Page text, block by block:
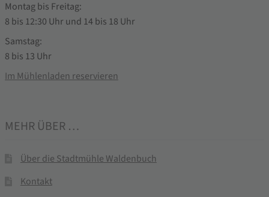
Montag bis Freitag:
8 bis 12:30 Uhr und 14 bis 18 Uhr
Samstag:
8 bis 13 Uhr
Im Mühlenladen reservieren
MEHR ÜBER …
Über die Stadtmühle Waldenbuch
Kontakt